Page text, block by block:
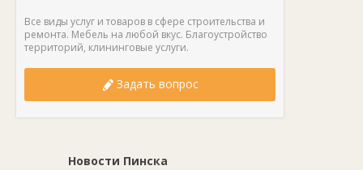
Все виды услуг и товаров в сфере строительства и
ремонта. Мебель на любой вкус. Благоустройство
территорий, клининговые услуги.
Задать вопрос
Новости Пинска